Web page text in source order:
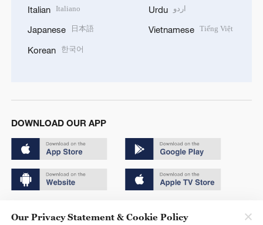
Italian Italiano
Japanese 日本語
Korean 한국어
Urdu اردو
Vietnamese Tiếng Việt
DOWNLOAD OUR APP
Our Privacy Statement & Cookie Policy